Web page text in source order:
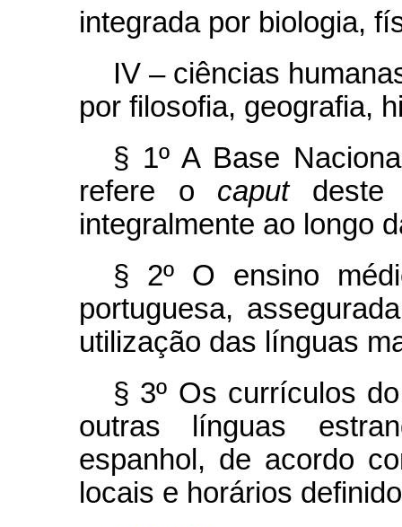
integrada por biologia,
IV – ciências
por filosofia, geografia,
§ 1º A Base
refere o caputdeste
integralmente ao longo
§ 2º O ensino
portuguesa,
utilização das línguas
§ 3º Os currículos
outras línguas
espanhol, de acordo
locais e horários